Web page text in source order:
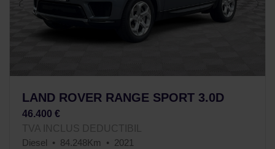
LAND ROVER RANGE SPORT 3.0D
46.400 €
TVA INCLUS DEDUCTIBIL
Diesel
84.248Km 2021